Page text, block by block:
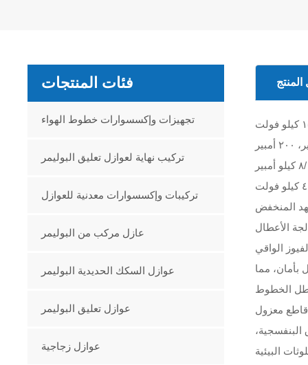
المنخفض
الواقي
بأمان، مما
معزول
البنفسجية،
فئات المنتجات
تجهيزات وإكسسوارات خطوط الهواء
تركيب نهاية لعوازل تعليق البوليمر
تركيبات وإكسسوارات معدنية للعوازل
عازل مركب من البوليمر
عوازل السكك الحديدية البوليمر
عوازل تعليق البوليمر
عوازل زجاجية